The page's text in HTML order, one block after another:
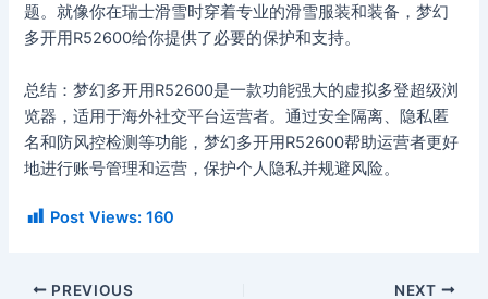
题。就像你在瑞士滑雪时穿着专业的滑雪服装和装备，梦幻
多开用R52600给你提供了必要的保护和支持。
总结：梦幻多开用R52600是一款功能强大的虚拟多登超级浏
览器，适用于海外社交平台运营者。通过安全隔离、隐私匿
名和防风控检测等功能，梦幻多开用R52600帮助运营者更好
地进行账号管理和运营，保护个人隐私并规避风险。
Post Views: 160
PREVIOUS NEXT